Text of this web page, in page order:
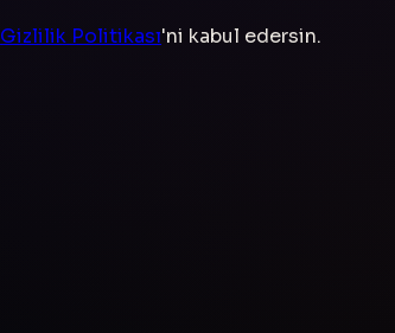
Gizlilik Politikası'ni kabul edersin.